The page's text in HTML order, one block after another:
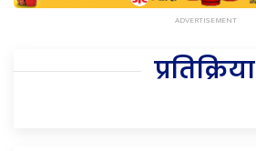
प्रतिक्रिया